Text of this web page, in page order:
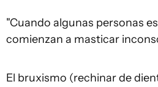
"Cuando algunas personas
comienzan a masticar
El bruxismo (rechinar de